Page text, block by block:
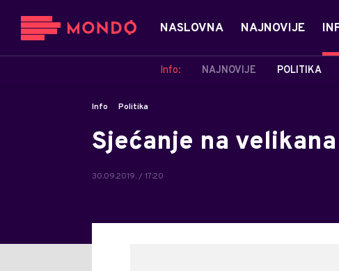
NASLOVNA NAJNOVIJE
Info: NAJNOVIJE POLITIKA
Info Politika
Sjećanje na velikana
30.09.2019. / 17:20